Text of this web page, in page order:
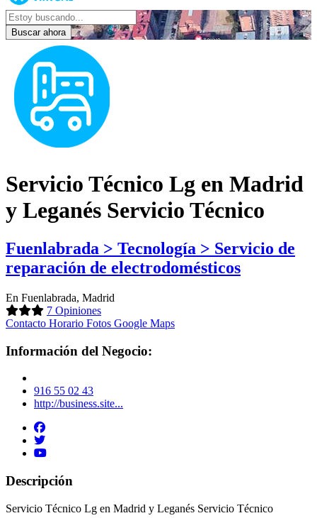
Buscar ahora
Servicio Técnico Lg en Madrid
y Leganés Servicio Técnico
Fuenlabrada > Tecnología > Servicio de
reparación de electrodomésticos
En Fuenlabrada, Madrid
7 Opiniones
Contacto Horario Fotos Google Maps
Información del Negocio:
916 55 02 43
http://business.site...
Descripción
Servicio Técnico Lg en Madrid y Leganés Servicio Técnico